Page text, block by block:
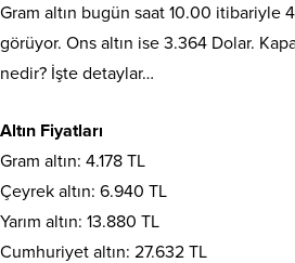
Gram altın bugün saat 10.00 itibariyle
görüyor. Ons altın ise 3.364 Dolar.
nedir? İşte detaylar…
Altın Fiyatları
Gram altın: 4.178 TL
Çeyrek altın: 6.940 TL
Yarım altın: 13.880 TL
Cumhuriyet altın: 27.632 TL